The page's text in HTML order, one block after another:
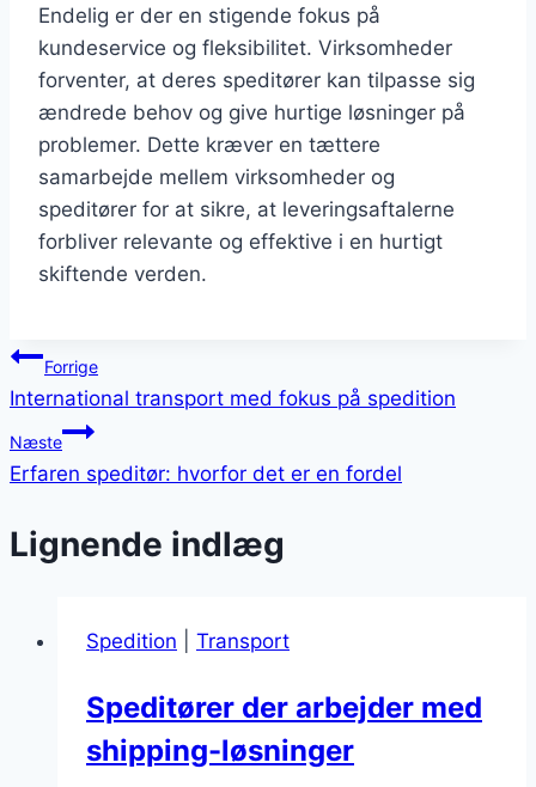
Endelig er der en stigende fokus på
kundeservice og fleksibilitet. Virksomheder
forventer, at deres speditører kan tilpasse sig
ændrede behov og give hurtige løsninger på
problemer. Dette kræver en tættere
samarbejde mellem virksomheder og
speditører for at sikre, at leveringsaftalerne
forbliver relevante og effektive i en hurtigt
skiftende verden.
Indlægsnavigation
Forrige
International transport med fokus på spedition
Næste
Erfaren speditør: hvorfor det er en fordel
Lignende indlæg
Spedition Transport
Speditører der arbejder med
shipping-løsninger